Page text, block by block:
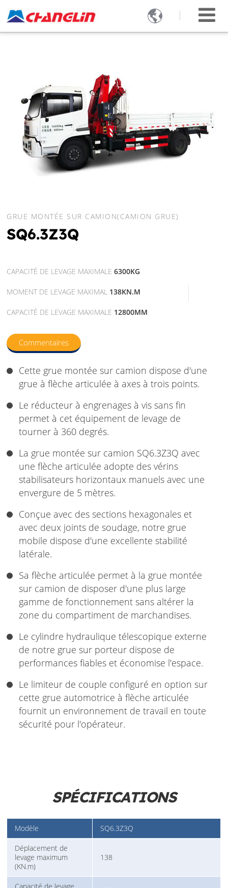

GRUE MONTÉE SUR CAMION(CAMION GRUE)
SQ6.3Z3Q
CAPACITÉ DE LEVAGE MAXIMALE6300KG
MOMENT DE LEVAGE MAXIMAL 138KN.M
CAPACITÉ DE LEVAGE MAXIMALE 12800MM
Commentaires
Cette grue montée sur camion dispose d'une
grue à flèche articulée à axes à trois points.
Le réducteur à engrenages à vis sans fin
permet à cet équipement de levage de
tourner à 360 degrés.
La grue montée sur camion SQ6.3Z3Q avec
une flèche articulée adopte des vérins
stabilisateurs horizontaux manuels avec une
envergure de 5 mètres.
Conçue avec des sections hexagonales et
avec deux joints de soudage, notre grue
mobile dispose d'une excellente stabilité
latérale.
Sa flèche articulée permet à la grue montée
sur camion de disposer d'une plus large
gamme de fonctionnement sans altérer la
zone du compartiment de marchandises.
Le cylindre hydraulique télescopique externe
de notre grue sur porteur dispose de
performances fiables et économise l'espace.
Le limiteur de couple configuré en option sur
cette grue automotrice à flèche articulée
fournit un environnement de travail en toute
sécurité pour l'opérateur.
SPÉCIFICATIONS
Modèle SQ6.3Z3Q
Déplacement de
levage maximum
(KN.m)
138